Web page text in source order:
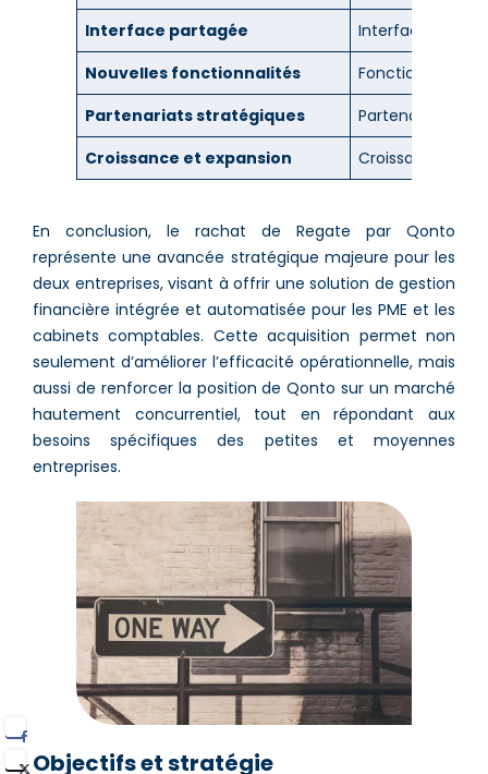
Interface partagée
Interfaces
Nouvelles fonctionnalités
Fonctionnalités
Partenariats stratégiques
Partenariats
Croissance et expansion
Croissance
En conclusion, le rachat de Regate par Qonto
représente une avancée stratégique majeure pour les
deux entreprises, visant à offrir une solution de gestion
financière intégrée et automatisée pour les PME et les
cabinets comptables. Cette acquisition permet non
seulement d’améliorer l’efficacité opérationnelle, mais
aussi de renforcer la position de Qonto sur un marché
hautement concurrentiel, tout en répondant aux
besoins spécifiques des petites et moyennes
entreprises.
Objectifs et stratégie